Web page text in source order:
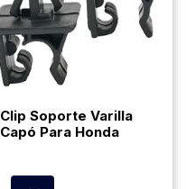
Clip Soporte Varilla
Capó Para Honda